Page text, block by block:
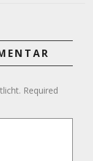
Required